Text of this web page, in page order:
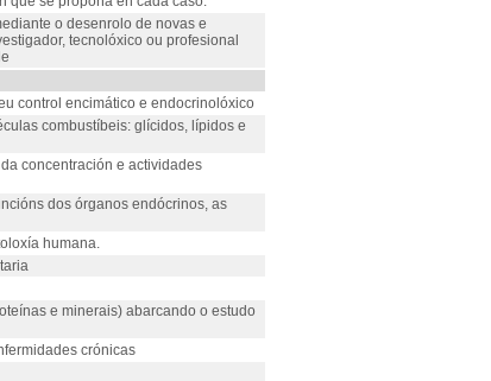
o desenrolo de novas e
tecnolóxico ou profesional
control encimático e endocrinolóxico
combustíbeis: glícidos, lípidos e
concentración e actividades
dos órganos endócrinos, as
humana.
e minerais) abarcando o estudo
crónicas